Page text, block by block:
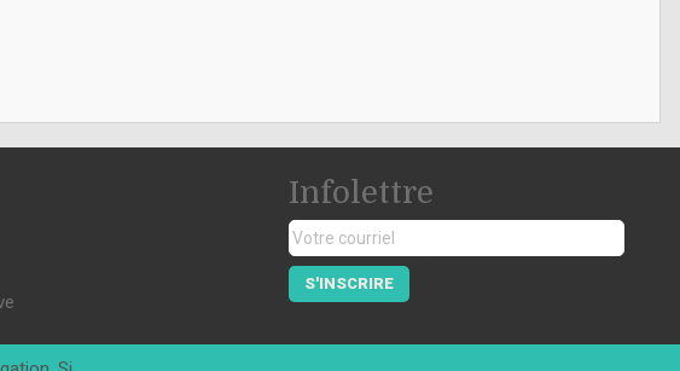
Infolettre
S'INSCRIRE